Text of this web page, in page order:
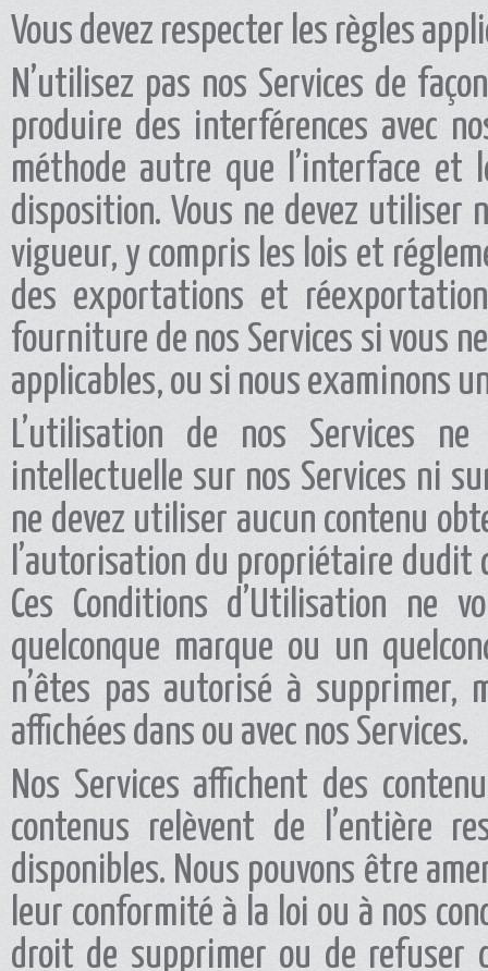
Vous devez respecter les règles
N’utilisez pas nos Services de
produire des interférences avec
méthode autre que l’interface
disposition. Vous ne devez utiliser
vigueur, y compris les lois et
des exportations et
fourniture de nos Services si vous
applicables, ou si nous examinons
L’utilisation de nos Services
intellectuelle sur nos Services ni
ne devez utiliser aucun contenu
l’autorisation du propriétaire dudit
Ces Conditions d’Utilisation ne
quelconque marque ou un
n’êtes pas autorisé à supprimer,
affichées dans ou avec nos Services.
Nos Services affichent des
contenus relèvent de l’entière
disponibles. Nous pouvons être
leur conformité à la loi ou à nos
droit de supprimer ou de refuser